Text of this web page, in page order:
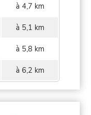
à 4,7 km
à 5,1 km
à 5,8 km
à 6,2 km